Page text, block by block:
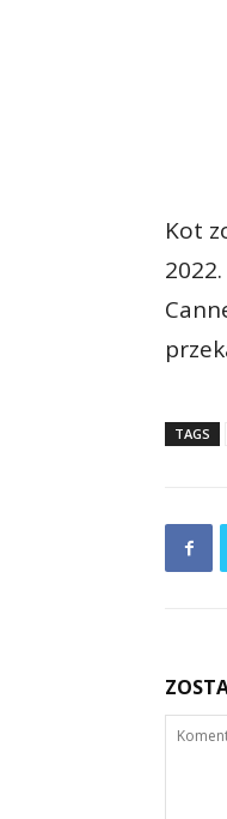
Kot
TAGS